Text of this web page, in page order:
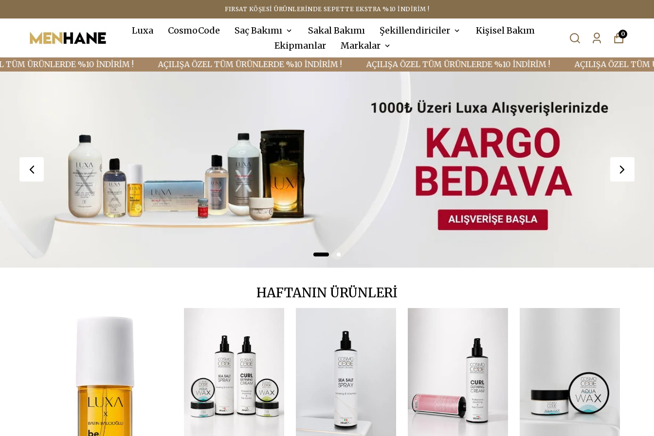
FIRSAT KÖŞESI ÜRÜNLERINDE SEPETTE EKSTRA %10 İNDIRIM !
Luxa CosmoCode Saç Bakımı Sakal Bakımı Şekillendiriciler
Kişisel Bakım
Ekipmanlar
Markalar
0
%10 İNDİRİM ! AÇILIŞA ÖZEL TÜM ÜRÜNLERDE %10 İNDİRİM ! AÇILIŞA ÖZEL TÜM ÜRÜNLERDE %10 İNDİRİM ! AÇILIŞA ÖZEL TÜM
HAFTANIN ÜRÜNLERİ